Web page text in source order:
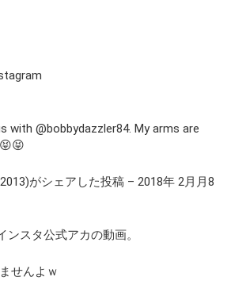
with @bobbydazzler84. My arms are
がシェアした投稿 – 2018年 2月月8
スタ公式アカの動画。
せんよｗ